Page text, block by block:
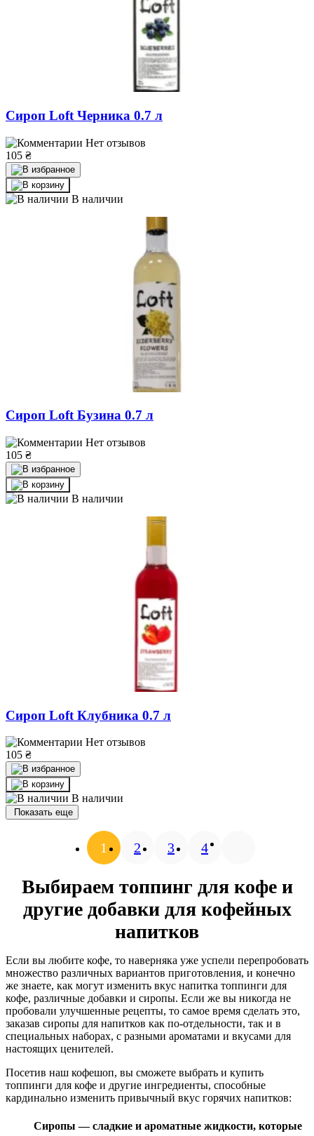
Сироп Loft Черника 0.7 л
Нет отзывов
105 ₴
В наличии
Сироп Loft Бузина 0.7 л
Нет отзывов
105 ₴
В наличии
Сироп Loft Клубника 0.7 л
Нет отзывов
105 ₴
В наличии
Показать еще
1 2 3 4
Выбираем топпинг для кофе и
другие добавки для кофейных
напитков
Если вы любите кофе, то наверняка уже успели перепробовать
множество различных вариантов приготовления, и конечно
же знаете, как могут изменить вкус напитка топпинги для
кофе, различные добавки и сиропы. Если же вы никогда не
пробовали улучшенные рецепты, то самое время сделать это,
заказав сиропы для напитков как по-отдельности, так и в
специальных наборах, с разными ароматами и вкусами для
настоящих ценителей.
Посетив наш кофешоп, вы сможете выбрать и купить
топпинги для кофе и другие ингредиенты, способные
кардинально изменить привычный вкус горячих напитков:
Сиропы — сладкие и ароматные жидкости, которые